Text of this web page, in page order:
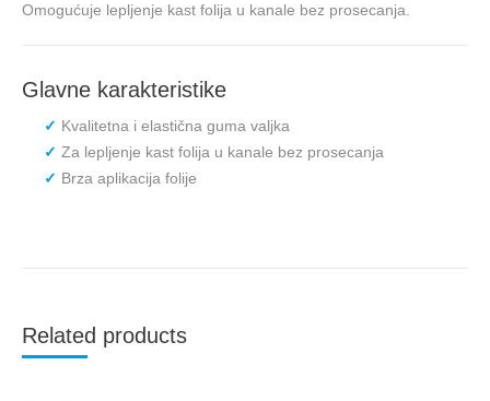
Omogućuje lepljenje kast folija u kanale bez prosecanja.
Glavne karakteristike
Kvalitetna i elastična guma valjka
Za lepljenje kast folija u kanale bez prosecanja
Brza aplikacija folije
Related products